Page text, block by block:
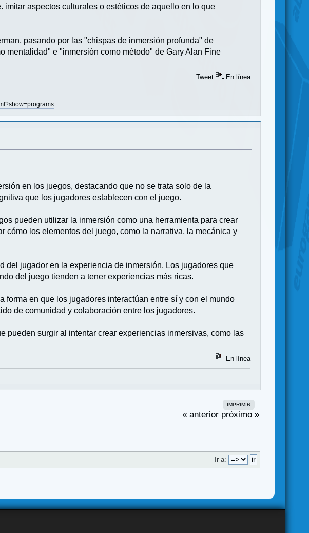
aspectos culturales o estéticos de aquello en lo que
pasando por las "chispas de inmersión profunda" de
e "inmersión como método" de Gary Alan Fine
Tweet En línea
en los juegos, destacando que no se trata solo de la
que los jugadores establecen con el juego.
pueden utilizar la inmersión como una herramienta para crear
los elementos del juego, como la narrativa, la mecánica y
del jugador en la experiencia de inmersión. Los jugadores que
del juego tienden a tener experiencias más ricas.
forma en que los jugadores interactúan entre sí y con el mundo
de comunidad y colaboración entre los jugadores.
pueden surgir al intentar crear experiencias inmersivas, como las
En línea
IMPRIMIR
« anterior próximo »
Ir a: